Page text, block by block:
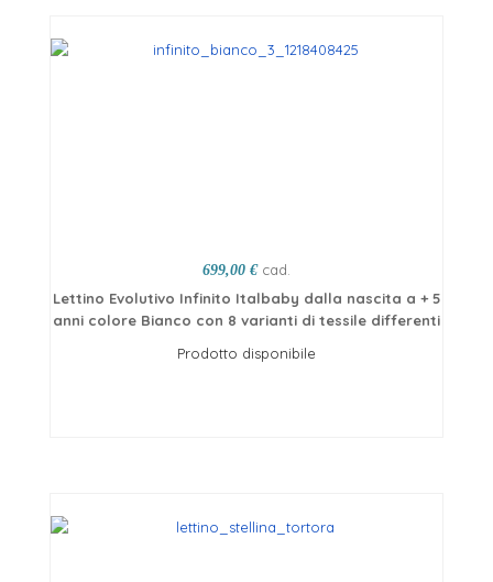
699,00 € cad.
Lettino Evolutivo Infinito Italbaby dalla nascita a + 5
anni colore Bianco con 8 varianti di tessile differenti
Prodotto disponibile